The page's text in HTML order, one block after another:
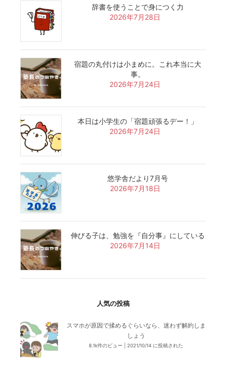
辞書を使うことで身につく力
2026年7月28日
宿題の丸付けは小まめに。これ本当に大
事。
2026年7月24日
本日は小学生の「宿題頑張るデー！」
2026年7月24日
悠学舎だより7月号
2026年7月18日
伸びる子は、勉強を『自分事』にしている
2026年7月14日
人気の投稿
スマホが原因で揉めるぐらいなら、迷わず解約しま
しょう
8.1k件のビュー 2021/10/14 に投稿された